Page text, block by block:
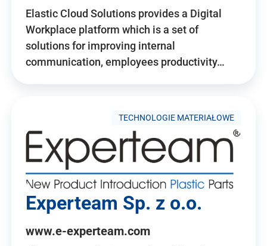
Elastic Cloud Solutions provides a Digital
Workplace platform which is a set of
solutions for improving internal
communication, employees productivity…
TECHNOLOGIE MATERIAŁOWE
Experteam Sp. z o.o.
www.e-experteam.com